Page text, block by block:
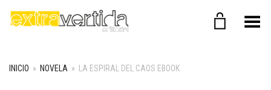
Menú
INICIO » NOVELA » LA ESPIRAL DEL CAOS EBOOK